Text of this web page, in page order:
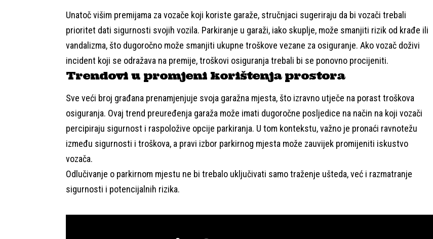
Unatoč višim premijama za vozače koji koriste garaže, stručnjaci sugeriraju da bi vozači trebali
prioritet dati sigurnosti svojih vozila. Parkiranje u garaži, iako skuplje, može smanjiti rizik od krađe ili
vandalizma, što dugoročno može smanjiti ukupne troškove vezane za osiguranje. Ako vozač doživi
incident koji se odražava na premije, troškovi osiguranja trebali bi se ponovno procijeniti.
Trendovi u promjeni korištenja prostora
Sve veći broj građana prenamjenjuje svoja garažna mjesta, što izravno utječe na porast troškova
osiguranja. Ovaj trend preuređenja garaža može imati dugoročne posljedice na način na koji vozači
percipiraju sigurnost i raspoložive opcije parkiranja. U tom kontekstu, važno je pronaći ravnotežu
između sigurnosti i troškova, a pravi izbor parkirnog mjesta može zauvijek promijeniti iskustvo
vozača.
Odlučivanje o parkirnom mjestu ne bi trebalo uključivati samo traženje ušteda, već i razmatranje
sigurnosti i potencijalnih rizika.